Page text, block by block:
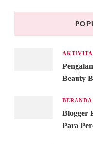
Beauty
BERANDA
Blogger
Para